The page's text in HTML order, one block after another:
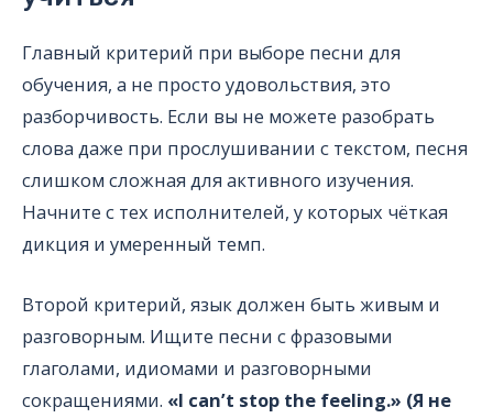
Главный критерий при выборе песни для
обучения, а не просто удовольствия, это
разборчивость. Если вы не можете разобрать
слова даже при прослушивании с текстом, песня
слишком сложная для активного изучения.
Начните с тех исполнителей, у которых чёткая
дикция и умеренный темп.
Второй критерий, язык должен быть живым и
разговорным. Ищите песни с фразовыми
глаголами, идиомами и разговорными
сокращениями. «I can’t stop the feeling.» (Я не